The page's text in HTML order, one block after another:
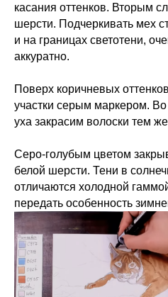
касания оттенков. Вторым
шерсти. Подчеркивать мех
и на границах светотени,
аккуратно.
Поверх коричневых
участки серым маркером.
уха закрасим волоски тем
Серо-голубым цветом
белой шерсти. Тени в
отличаются холодной
передать особенность